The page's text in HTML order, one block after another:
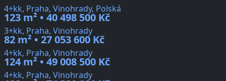
4+kk, Praha, Vinohrady, Polská
123 m² • 40 498 500 Kč
3+kk, Praha, Vinohrady
82 m² • 27 053 600 Kč
4+kk, Praha, Vinohrady
124 m² • 49 008 500 Kč
4+kk, Praha, Vinohrady